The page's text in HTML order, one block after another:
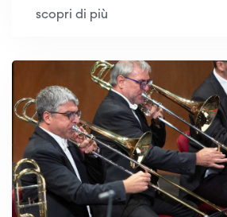
scopri di più